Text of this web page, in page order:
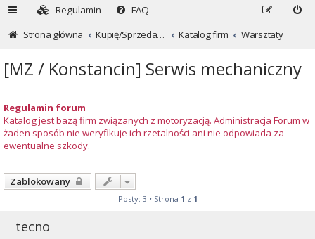
Regulamin
FAQ
Strona główna
Kupię/Sprzedam Subaru i nie tylko... Katalog firm Warsztaty
[MZ / Konstancin] Serwis mechaniczny
Regulamin forum
Katalog jest bazą firm związanych z motoryzacją. Administracja Forum w
żaden sposób nie weryfikuje ich rzetalności ani nie odpowiada za
ewentualne szkody.
Zablokowany
Posty: 3 • Strona 1 z 1
tecno